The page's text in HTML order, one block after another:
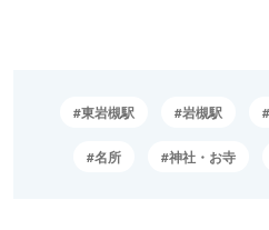
東岩槻駅 岩槻駅
名所 神社・お寺